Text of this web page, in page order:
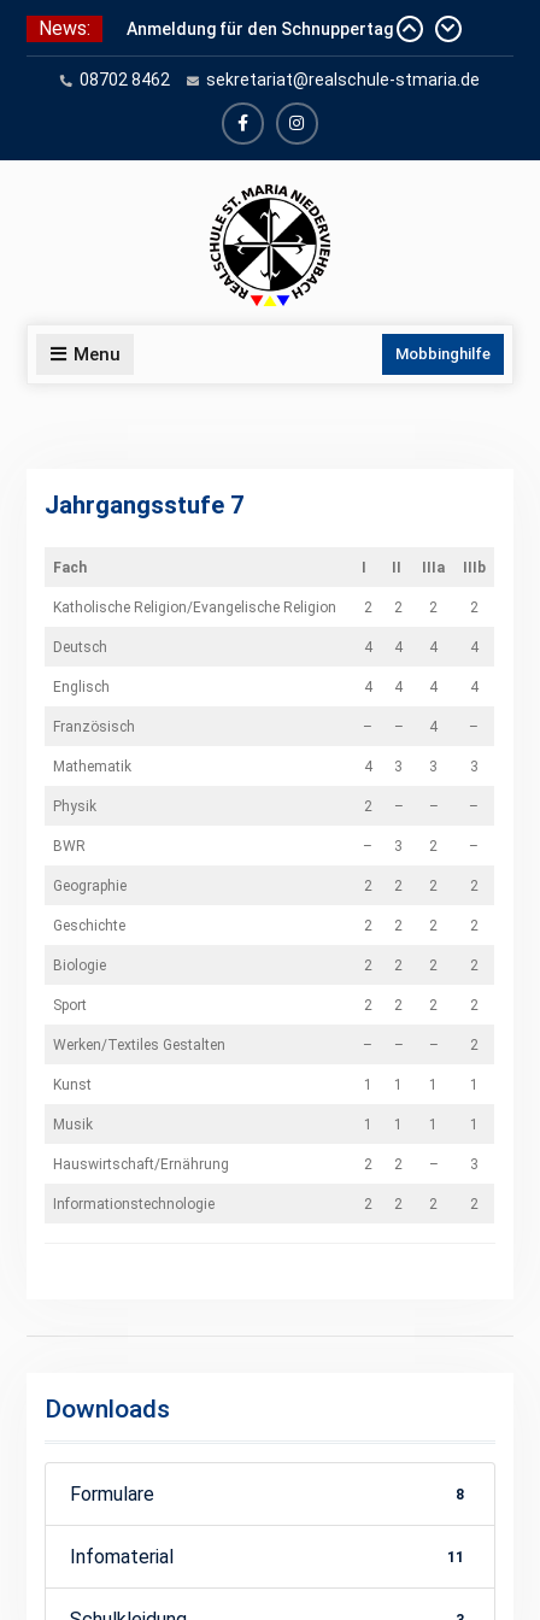
Skip
content
News:
Anmeldung für den Schnuppertag
und Anmeldeunterlagen
Schuleinschreibung 2026
Schnuppertag 2026
08702 8462 sekretariat@realschule-stmaria.de
facebookinstagram
Menu Mobbinghilfe
Jahrgangsstufe 7
Fach IIIa IIIb
Katholische Religion/Evangelische Religion 2 2 2 2
Deutsch 4 4 4 4
Englisch 4 4 4 4
Französisch – – 4 –
Mathematik 4 3 3 3
Physik 2 – – –
BWR – 3 2 –
Geographie 2 2 2 2
Geschichte 2 2 2 2
Biologie 2 2 2 2
Sport 2 2 2 2
Werken/Textiles Gestalten – – – 2
Kunst 1 1 1 1
Musik 1 1 1 1
Hauswirtschaft/Ernährung 2 2 – 3
Informationstechnologie 2 2 2 2
Downloads
Formulare 8
Infomaterial 11